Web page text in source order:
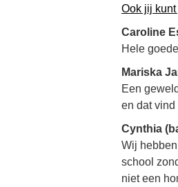
Ook jij
Caroline
Hele
Mariska
Een
en dat
Cynthia
Wij
school
niet een